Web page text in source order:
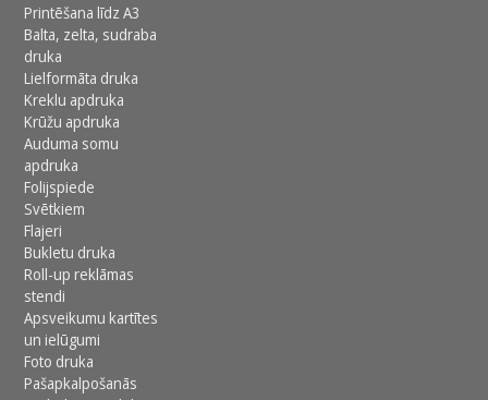
Printēšana līdz A3
Balta, zelta, sudraba
druka
Lielformāta druka
Kreklu apdruka
Krūžu apdruka
Auduma somu
apdruka
Folijspiede
Svētkiem
Flajeri
Bukletu druka
Roll-up reklāmas
stendi
Apsveikumu kartītes
un ielūgumi
Foto druka
Pašapkalpošanās